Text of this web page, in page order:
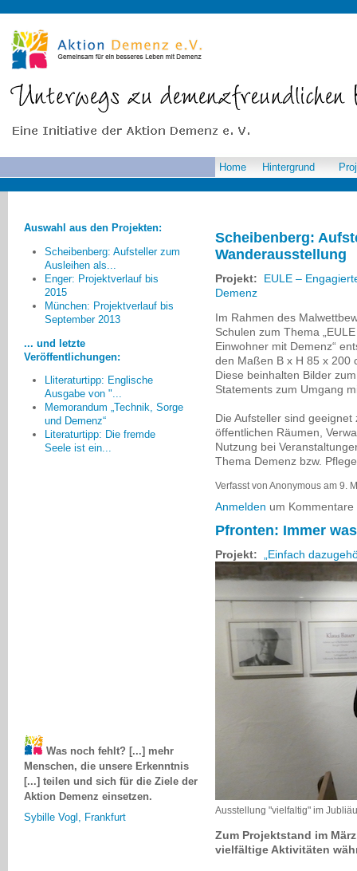
Scheibenberg:
Wanderausstellung
Projekt:
EULE –
Demenz
Im Rahmen des
Schulen zum Thema
Einwohner mit Demenz“
den Maßen B x H 85 x 200
Diese beinhalten Bilder
Statements zum Umgang
Die Aufsteller sind
öffentlichen Räumen,
Nutzung bei
Thema Demenz bzw.
Verfasst von Anonymous am 9.
Anmelden um
Pfronten: Immer
Projekt: „Einfach
Ausstellung "vielfaltig" im
Zum Projektstand im
vielfältige Aktivitäten
Home Hintergrund
Auswahl aus den Projekten:
Scheibenberg: Aufsteller zum
Ausleihen als...
Enger: Projektverlauf bis
2015
München: Projektverlauf bis
September 2013
... und letzte
Veröffentlichungen:
Lliteraturtipp: Englische
Ausgabe von "...
Memorandum „Technik, Sorge
und Demenz“
Literaturtipp: Die fremde
Seele ist ein...
Was fehlt? Ideelle
Unterstützung von der
kommunalen Spitze
(Bürgermeister).Diesbezüglich
vorbildlich oder
Ostfildern.Ansonsten heißt es
einfach mit Ausdauer dran bleiben
wie die letzten zwanzig Jahre.
Günther Schwarz, Stuttgart
[...] teilen und sich für die Ziele der
Aktion Demenz einsetzen.
Sybille Vogl, Frankfurt